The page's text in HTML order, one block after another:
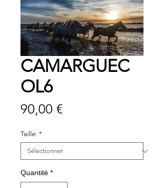
CAMARGUEC
OL6
90,00 €Prix
Taille: *
Quantité *